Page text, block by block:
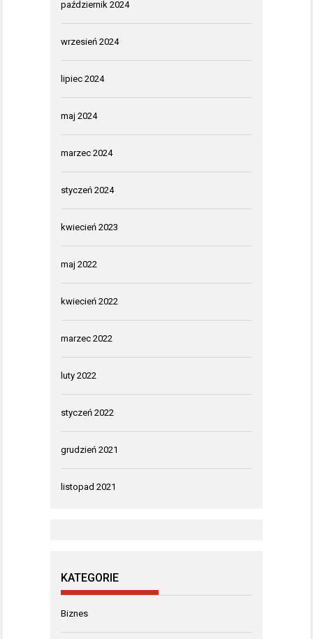
październik 2024
wrzesień 2024
lipiec 2024
maj 2024
marzec 2024
styczeń 2024
kwiecień 2023
maj 2022
kwiecień 2022
marzec 2022
luty 2022
styczeń 2022
grudzień 2021
listopad 2021
KATEGORIE
Biznes